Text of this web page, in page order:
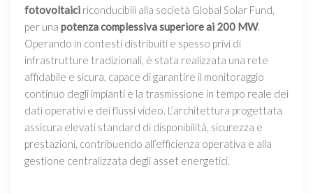
fotovoltaici riconducibili alla società Global Solar Fund,
per una potenza complessiva superiore ai 200 MW.
Operando in contesti distribuiti e spesso privi di
infrastrutture tradizionali, è stata realizzata una rete
affidabile e sicura, capace di garantire il monitoraggio
continuo degli impianti e la trasmissione in tempo reale dei
dati operativi e dei flussi video. L’architettura progettata
assicura elevati standard di disponibilità, sicurezza e
prestazioni, contribuendo all’efficienza operativa e alla
gestione centralizzata degli asset energetici.